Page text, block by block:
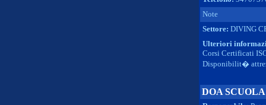
Note
Settore: DIVING
Ulteriori
Corsi Certificati
Disponibilit�
DOA